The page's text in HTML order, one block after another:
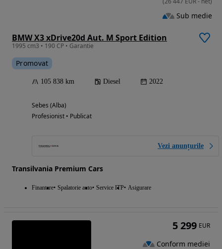
BMW X3 xDrive20d Aut. M Sport Edition
1995 cm3 • 190 CP • Garantie
Promovat
105 838 km Diesel 2022
Sebes (Alba)
Profesionist • Publicat
Vezi anunțurile
Transilvania Premium Cars
Finantare Spalatorie auto Service ITP Asigurare
Sub medie
5 299 EUR
Conform mediei